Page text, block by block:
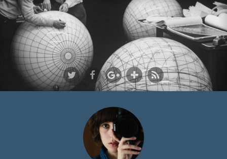
Ich bin Fyn,
23, und
wohne in
Köln